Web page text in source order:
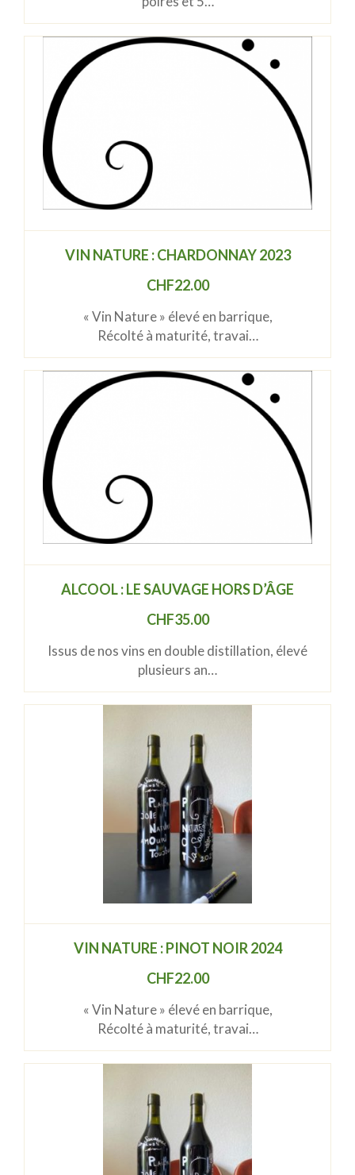
VIN NATURE : CHARDONNAY 2023
CHF22.00
« Vin Nature » élevé en barrique,
Récolté à maturité, travai…
ALCOOL : LE SAUVAGE HORS D’ÂGE
CHF35.00
Issus de nos vins en double distillation, élevé
plusieurs an…
VIN NATURE : PINOT NOIR 2024
CHF22.00
« Vin Nature » élevé en barrique,
Récolté à maturité, travai…